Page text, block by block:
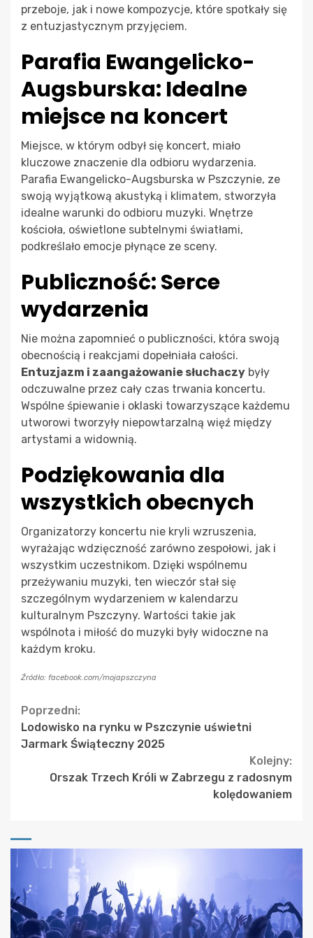
przeboje, jak i nowe kompozycje, które spotkały się
z entuzjastycznym przyjęciem.
Parafia Ewangelicko-
Augsburska: Idealne
miejsce na koncert
Miejsce, w którym odbył się koncert, miało
kluczowe znaczenie dla odbioru wydarzenia.
Parafia Ewangelicko-Augsburska w Pszczynie, ze
swoją wyjątkową akustyką i klimatem, stworzyła
idealne warunki do odbioru muzyki. Wnętrze
kościoła, oświetlone subtelnymi światłami,
podkreślało emocje płynące ze sceny.
Publiczność: Serce
wydarzenia
Nie można zapomnieć o publiczności, która swoją
obecnością i reakcjami dopełniała całości.
Entuzjazm i zaangażowanie słuchaczy były
odczuwalne przez cały czas trwania koncertu.
Wspólne śpiewanie i oklaski towarzyszące każdemu
utworowi tworzyły niepowtarzalną więź między
artystami a widownią.
Podziękowania dla
wszystkich obecnych
Organizatorzy koncertu nie kryli wzruszenia,
wyrażając wdzięczność zarówno zespołowi, jak i
wszystkim uczestnikom. Dzięki wspólnemu
przeżywaniu muzyki, ten wieczór stał się
szczególnym wydarzeniem w kalendarzu
kulturalnym Pszczyny. Wartości takie jak
wspólnota i miłość do muzyki były widoczne na
każdym kroku.
Źródło: facebook.com/mojapszczyna
Continue
Reading
Poprzedni:
Lodowisko na rynku w Pszczynie uświetni
Jarmark Świąteczny 2025
Kolejny:
Orszak Trzech Króli w Zabrzegu z radosnym
kolędowaniem